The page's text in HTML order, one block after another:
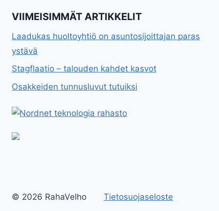
VIIMEISIMMÄT ARTIKKELIT
Laadukas huoltoyhtiö on asuntosijoittajan paras
ystävä
Stagflaatio – talouden kahdet kasvot
Osakkeiden tunnusluvut tutuiksi
© 2026 RahaVelho Tietosuojaseloste